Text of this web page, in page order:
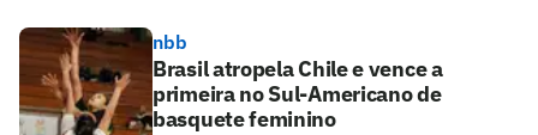
nbb
Brasil atropela Chile e vence a
primeira no Sul-Americano de
basquete feminino